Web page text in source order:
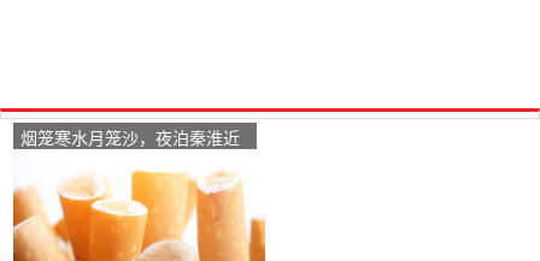
烟笼寒水月笼沙，夜泊秦淮近
酒家。这首诗叫什么名字？